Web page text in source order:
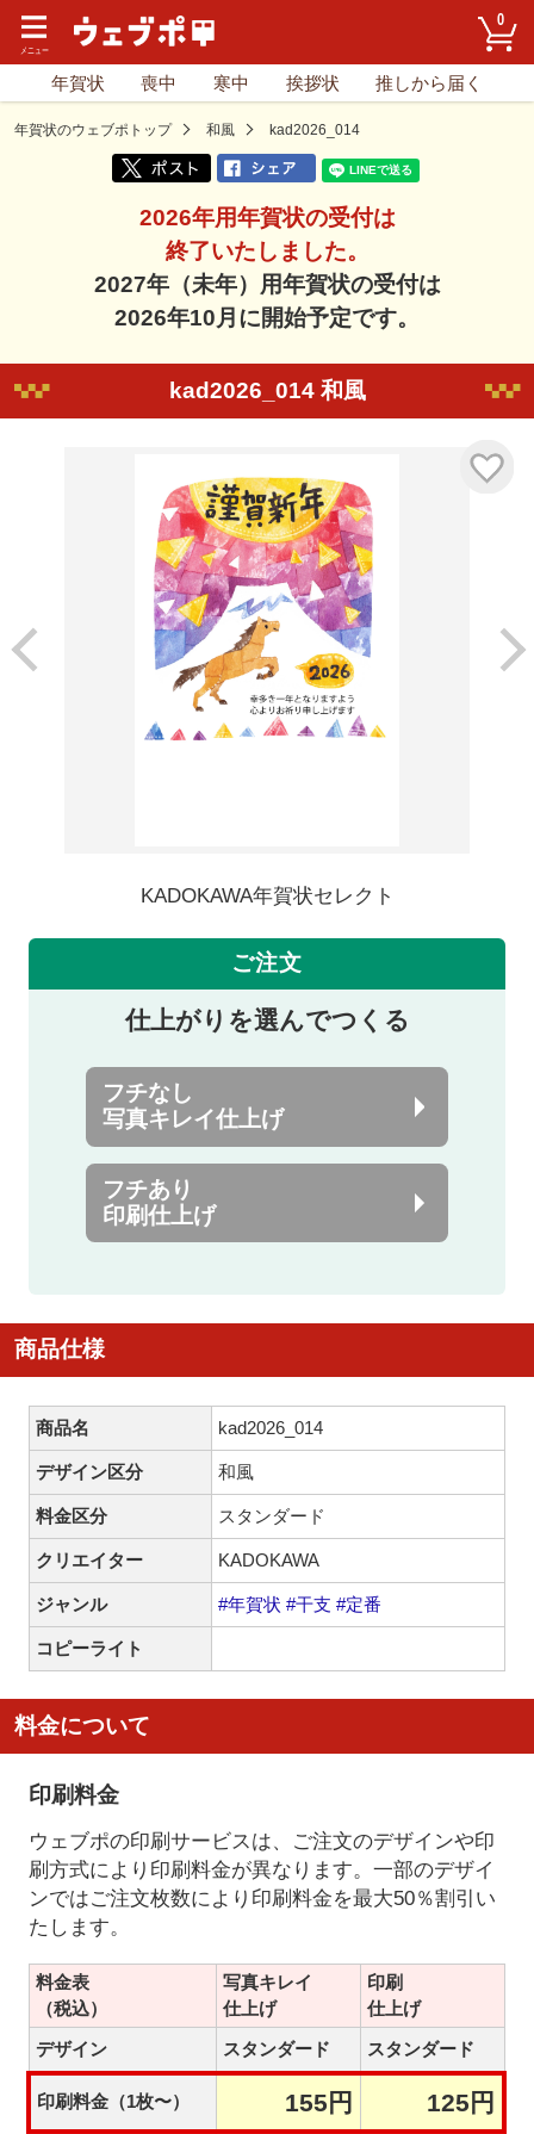
0
年賀状 喪中 寒中 挨拶状 推しから届く
年賀状のウェブポトップ 和風 kad2026_014
2026年用年賀状の受付は
終了いたしました。
2027年（未年）用年賀状の受付は
2026年10月に開始予定です。
kad2026_014 和風
KADOKAWA年賀状セレクト
ご注文
仕上がりを選んでつくる
フチなし
写真キレイ仕上げ
フチあり
印刷仕上げ
商品仕様
商品名 kad2026_014
デザイン区分 和風
料金区分 スタンダード
クリエイター KADOKAWA
ジャンル #年賀状 #干支 #定番
コピーライト
料金について
印刷料金
ウェブポの印刷サービスは、ご注文のデザインや印
刷方式により印刷料金が異なります。一部のデザイ
ンではご注文枚数により印刷料金を最大50％割引い
たします。
料金表
（税込）
写真キレイ
仕上げ
印刷
仕上げ
デザイン
スタンダード スタンダード
印刷料金（1枚〜） 155円 125円